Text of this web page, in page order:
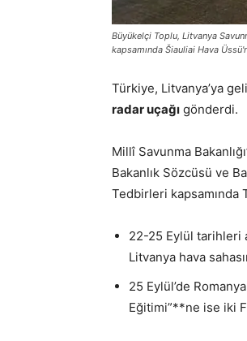
Büyükelçi Toplu, Litvanya
kapsamında Šiauliai Hava
Türkiye, Litvanya’ya
radar uçağı gönderdi.
Millî Savunma
Bakanlık Sözcüsü ve
Tedbirleri kapsamında
22-25 Eylül tarihleri
Litvanya hava
25 Eylül’de
Eğitimi”**ne ise iki